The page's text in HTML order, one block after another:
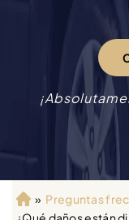
Ini » Preguntas